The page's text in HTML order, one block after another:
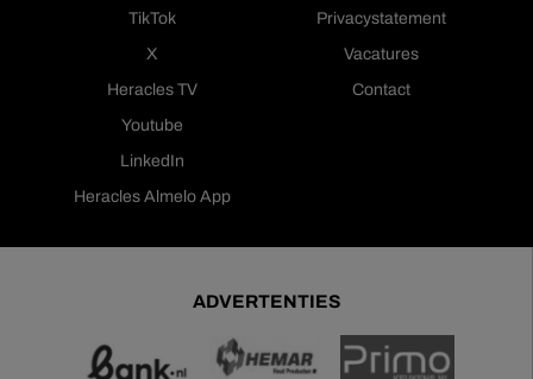
TikTok
X
Heracles TV
Youtube
LinkedIn
Heracles Almelo App
Privacystatement
Vacatures
Contact
ADVERTENTIES